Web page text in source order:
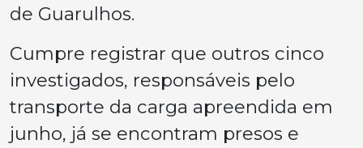
de Guarulhos.
Cumpre registrar que outros cinco
investigados, responsáveis pelo
transporte da carga apreendida em
junho, já se encontram presos e